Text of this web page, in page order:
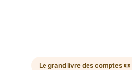
Le grand livre des comptes 📜